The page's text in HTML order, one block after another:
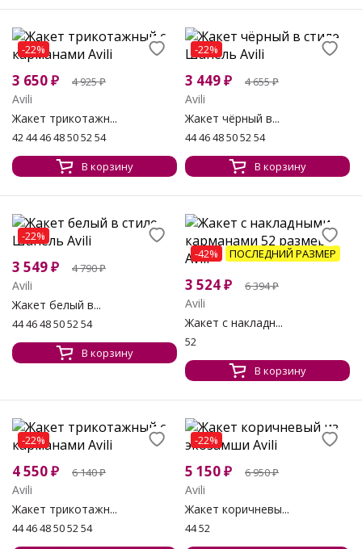
-22%
3 650₽ 4 925₽
Avili
Жакет трикотажн...
42 44 46 48 50 52 54
В корзину
-22%
3 449₽ 4 655₽
Avili
Жакет чёрный в...
44 46 48 50 52 54
В корзину
-22%
3 549₽ 4 790₽
Avili
Жакет белый в...
44 46 48 50 52 54
В корзину
-42% ПОСЛЕДНИЙ РАЗМЕР
3 524₽ 6 394₽
Avili
Жакет с накладн...
52
В корзину
-22%
4 550₽ 6 140₽
Avili
Жакет трикотажн...
44 46 48 50 52 54
-22%
5 150₽ 6 950₽
Avili
Жакет коричневы...
44 52